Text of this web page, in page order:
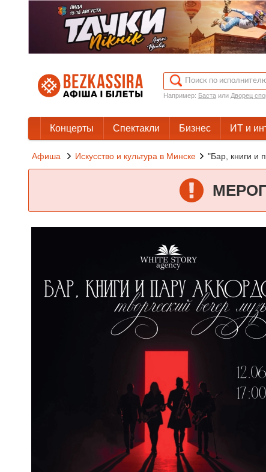
Например: Бастаили Дворец
Концерты Спектакли Бизнес ИТ и
Афиша Искусство и культура в Минске "Бар, книги и